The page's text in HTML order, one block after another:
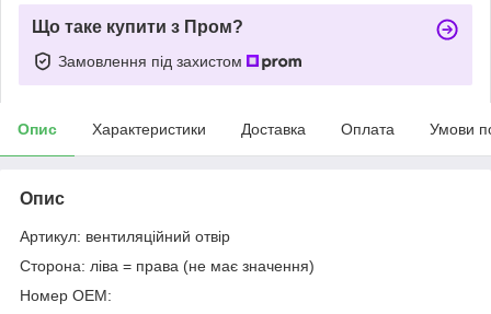
Що таке купити з Пром?
Замовлення під захистом
Опис Характеристики Доставка Оплата Умови
Опис
Артикул: вентиляційний отвір
Сторона: ліва = права (не має значення)
Номер OEM: